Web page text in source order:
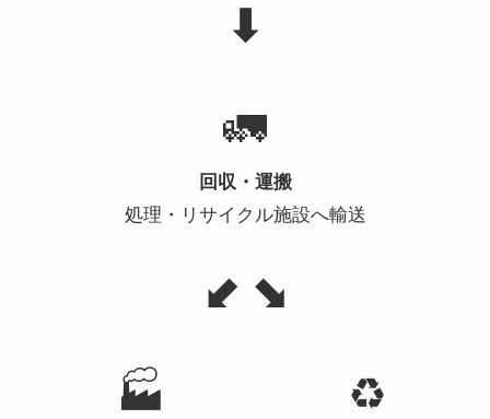
⬇
🚛
回収・運搬
処理・リサイクル施設へ輸送
⬋ ⬊
🏭 ♻️